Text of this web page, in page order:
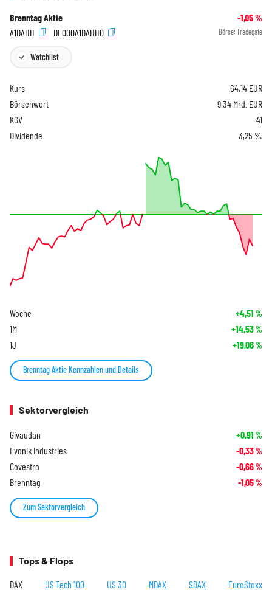
Brenntag Aktie -1,05%
A1DAHH
DE000A1DAHH0 Börse: Tradegate
Watchlist
Kurs 64,14 EUR
Börsenwert
9,34 Mrd. EUR
KGV
41
Dividende
3,25 %
Woche +4,51 %
1M +14,53%
1J +19,06%
Brenntag Aktie Kennzahlen und Details
Sektorvergleich
Givaudan +0,91 %
Evonik Industries -0,33%
Covestro -0,66%
Brenntag -1,05%
Zum Sektorvergleich
Tops & Flops
DAX US Tech 100 US 30 MDAX SDAX EuroStoxx